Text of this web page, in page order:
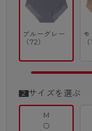
ブルーグレー
（72）
サイズを選ぶ
M
○